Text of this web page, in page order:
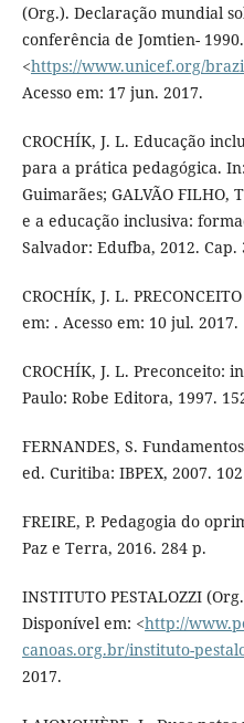
(Org.). Declaração mundial
conferência de Jomtien-
<https://www.unicef.org/
Acesso em: 17 jun. 2017.
CROCHÍK, J. L. Educação
para a prática pedagógica.
Guimarães; GALVÃO FILHO,
e a educação inclusiva:
Salvador: Edufba, 2012. Cap.
CROCHÍK, J. L.
em: . Acesso em: 10 jul. 2017.
CROCHÍK, J. L. Preconceito:
Paulo: Robe Editora, 1997.
FERNANDES, S.
ed. Curitiba: IBPEX, 2007.
FREIRE, P. Pedagogia do
Paz e Terra, 2016. 284 p.
INSTITUTO PESTALOZZI
Disponível em: <http://
canoas.org.br/instituto-
2017.